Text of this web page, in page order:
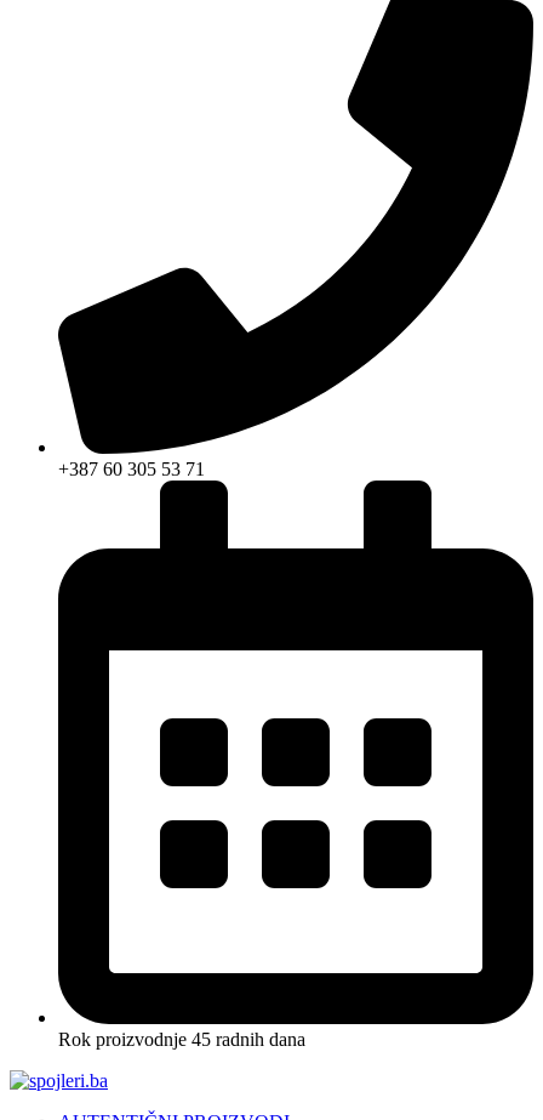
+387 60 305 53 71
Rok proizvodnje 45 radnih dana